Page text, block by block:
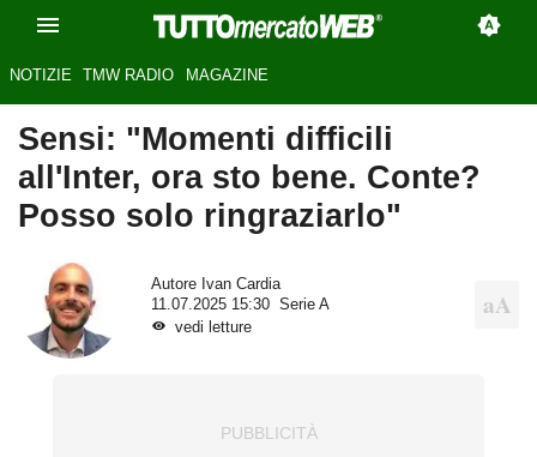
NOTIZIE TMW RADIO MAGAZINE
Sensi: "Momenti difficili
all'Inter, ora sto bene. Conte?
Posso solo ringraziarlo"
Autore Ivan Cardia
11.07.2025 15:30
Serie A
vedi letture